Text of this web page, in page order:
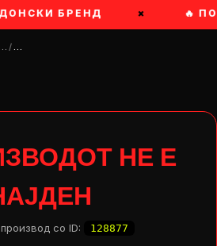
БРЕНД × 🔥
/…
НЕ Е
со ID: 128877